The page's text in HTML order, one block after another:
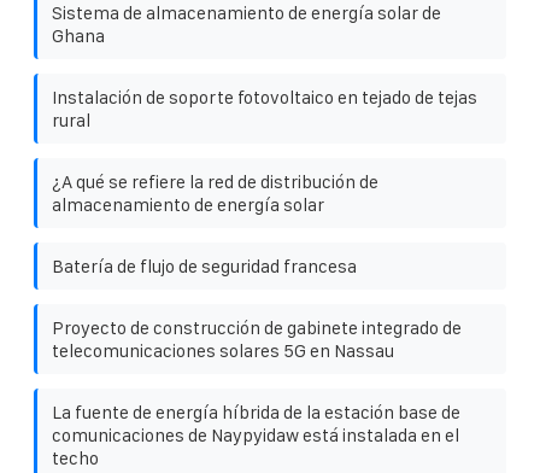
Sistema de almacenamiento de energía solar de
Ghana
Instalación de soporte fotovoltaico en tejado de tejas
rural
¿A qué se refiere la red de distribución de
almacenamiento de energía solar
Batería de flujo de seguridad francesa
Proyecto de construcción de gabinete integrado de
telecomunicaciones solares 5G en Nassau
La fuente de energía híbrida de la estación base de
comunicaciones de Naypyidaw está instalada en el
techo